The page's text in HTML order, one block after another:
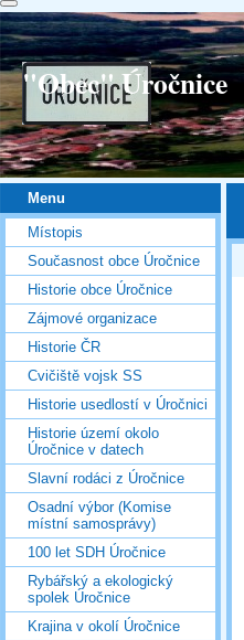
"Obec" Úročnice
Menu
Místopis
Současnost obce Úročnice
Historie obce Úročnice
Zájmové organizace
Historie ČR
Cvičiště vojsk SS
Historie usedlostí v Úročnici
Historie území okolo
Úročnice v datech
Slavní rodáci z Úročnice
Osadní výbor (Komise
místní samosprávy)
100 let SDH Úročnice
Rybářský a ekologický
spolek Úročnice
Krajina v okolí Úročnice